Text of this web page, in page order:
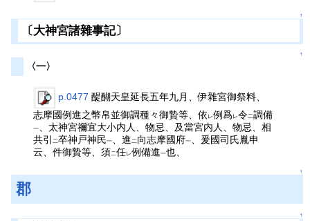
↑
〔大神宮諸雜事記〕
↑
〈一〉
p.0477 醍醐天皇延長五年九月、伊雜宮御祭料、
志摩國例進之幣帛並御調種々御贄等、依 レ例爲レ令二調備
一
、太神宮禰宜大小内人、物忌、及當宮内人、物忌、相
共引 二卒神戸神民一 、進 二 向志摩國府一
、爰國司氏胤申
云、件御贄等、須二任レ例備進一也、
↑
郡
↑